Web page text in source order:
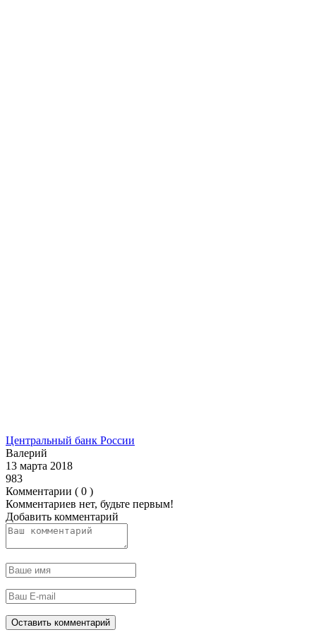
Центральный банк России
Валерий
13 марта 2018
983
Комментарии ( 0 )
Комментариев нет, будьте первым!
Добавить комментарий